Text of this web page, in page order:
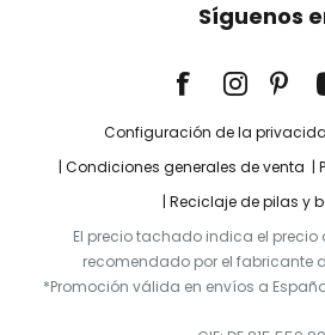
Síguenos
Configuración de la
Condiciones generales de venta
Reciclaje de pilas y
El precio tachado indica el
recomendado por el fabricante
*Promoción válida en envíos a